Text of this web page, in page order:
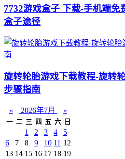
7732游戏盒子 下载-手机端免
盒子途径
旋转轮胎游戏下载教程-旋转
步骤指南
« 2026年7月 »
一 二 三 四 五 六 日
1 2 3 4
5
6
7 8 9 10 11 12
13 14 15 16 17 18 19